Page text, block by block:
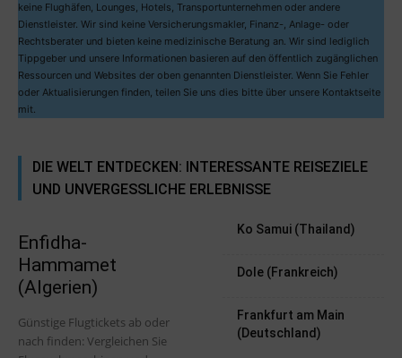
keine Flughäfen, Lounges, Hotels, Transportunternehmen oder andere
Dienstleister. Wir sind keine Versicherungsmakler, Finanz-, Anlage- oder
Rechtsberater und bieten keine medizinische Beratung an. Wir sind lediglich
Tippgeber und unsere Informationen basieren auf den öffentlich zugänglichen
Ressourcen und Websites der oben genannten Dienstleister. Wenn Sie Fehler
oder Aktualisierungen finden, teilen Sie uns dies bitte über unsere Kontaktseite
mit.
DIE WELT ENTDECKEN: INTERESSANTE REISEZIELE
UND UNVERGESSLICHE ERLEBNISSE
Enfidha-
Hammamet
(Algerien)
Günstige Flugtickets ab oder
nach finden: Vergleichen Sie
Ko Samui (Thailand)
Dole (Frankreich)
Frankfurt am Main
(Deutschland)